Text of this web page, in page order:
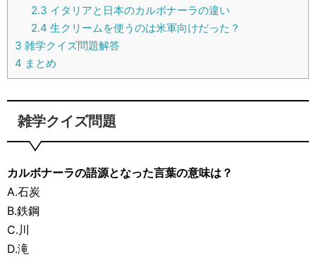
2.3 イタリアと日本のカルボナーラの違い
2.4 生クリームを使うのは米軍向けだった？
3 雑学クイズ問題解答
4 まとめ
雑学クイズ問題
カルボナーラの語源となった言葉の意味は？
A.石炭
B.鉄鋼
C.川
D.滝